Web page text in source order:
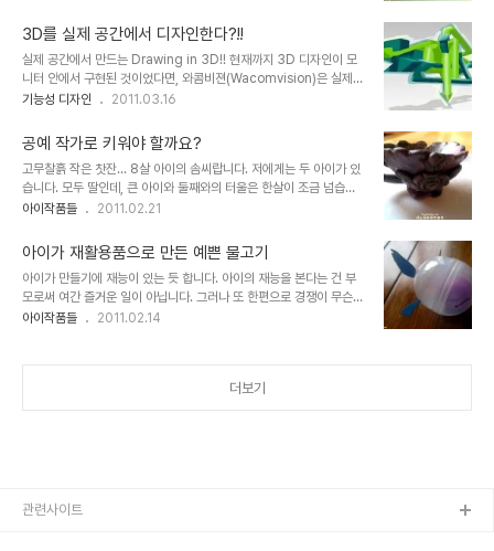
가 이방인과 패스트에서 역설하듯.....
큰 일들이 벌어지고 있습니다. 세상 살이도 퍽퍽하단 분들도 많구요.
그래도 어린 아이들이 좋은 모습으로 자라나는 건 기분 좋은 일이라서
그 마음을 함께하는 명목까지 포함하여 제 아이가 만든 작품?을 올립
니다. 이번 올리는 작품?은 지난 번 올렸던 찻잔의 분위기를 달리하여
만들었습니다. ^^ 이전에 올렸던 작품?과 비교해 보시는 것도 좋을 듯
많은 이야기는 의미가 없..
3D를 실제 공간에서 디자인한다?!!
실제 공간에서 만드는 Drawing in 3D!! 현재까지 3D 디자인이 모
니터 안에서 구현된 것이었다면, 와콤비젼(Wacomvision)은 실제
공간에 디자인을 할 수 있는 입체 캔버스 디자인 컨셉으로써 이건 그야
렛이라고 해야할까요? (와콤비젼이라고 하여 와콤회사와 관계가 있나
생각했는데, 확인은 못하였습니다.) 디자이너의 설명에 따르면, 와콤
비젼(Wacomvision)은 특수 제작된 3차원 전자펜으로 브러쉬의 크
기, 압력, 감도를 사용자 정의에 따라서 적용할 수 있으며, 생성된 3D
디자인을 온라인을 통해 즉시 공유할 수 있다고 합니다. 또한 루브르
수 도 있다는 군요. 미..
기능성 디자인 2011.03.16
공예 작가로 키워야 할까요?
고무찰흙 작은 찻잔... 8살 아이의 솜씨랍니다. 저에게는 두 아이가 있
습니다. 모두 딸인데, 큰 아이와 둘째와의 터울은 한살이 조금 넘습니
다. 그래서 학년으로는 한 학년을 건너는 차이가 있습니다. 두 아이는
각각이며, 심지어 좋아하는 음식도 서로 다르답니다. 그리고 기존의 교
육 과정에 있어서 큰 아이는 제법 잘 하고 좋아하는 반면, 둘째는 자기
고집이 강한 건 큰 아이와 비슷하지만, 학교 교육이나 공부에 대한 흥
미는 없는 편입니다. 이것도 다르다면 다른 부분이라고 할 수 있는데,
하지만 저는 그것을 문제로 생각하진 않습니다. 흥미를 느끼지 못한 건
아이작품들 2011.02.21
아이가 재활용품으로 만든 예쁜 물고기
아이가 만들기에 재능이 있는 듯 합니다. 아이의 재능을 본다는 건 부
모로써 여간 즐거운 일이 아닙니다. 그러나 또 한편으로 경쟁이 무슨
대단한 덕목인양 하는 세태 속에서 그러한 세상이 요구하는 공부들과
발견했을 때 조금이라도 그 가능성... 아니 적어도 아이가 좋아하는 그
아이작품들 2011.02.14
더보기
관련사이트